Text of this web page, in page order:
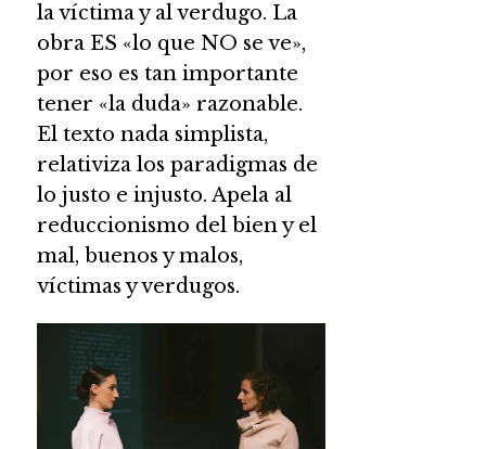
la víctima y al verdugo. La
obra ES «lo que NO se ve»,
por eso es tan importante
tener «la duda» razonable.
El texto nada simplista,
relativiza los paradigmas de
lo justo e injusto. Apela al
reduccionismo del bien y el
mal, buenos y malos,
víctimas y verdugos.